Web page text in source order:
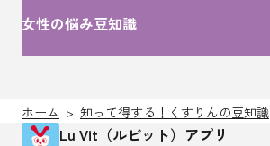
女性の悩み豆知識
ホーム 知って得する！くすりんの豆知識
Lu Vit（ルビット）アプリ